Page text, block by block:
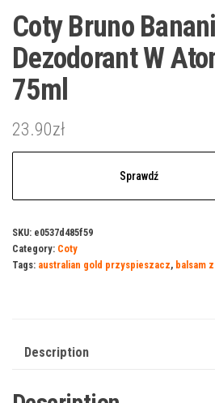
Coty Bruno
Dezodorant W
75ml
23.90zł
Sprawdź
SKU: e0537d485f59
Category: Coty
Tags: australian gold przyspieszacz, balsam
Description